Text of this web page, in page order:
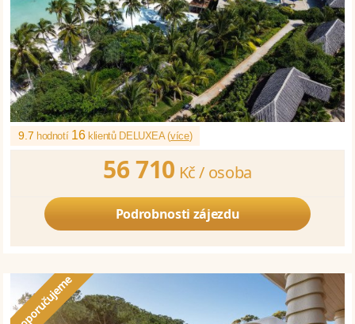
9.7 hodnotí 16klientů DELUXEA (více)
56 710 Kč / osoba
Podrobnosti zájezdu